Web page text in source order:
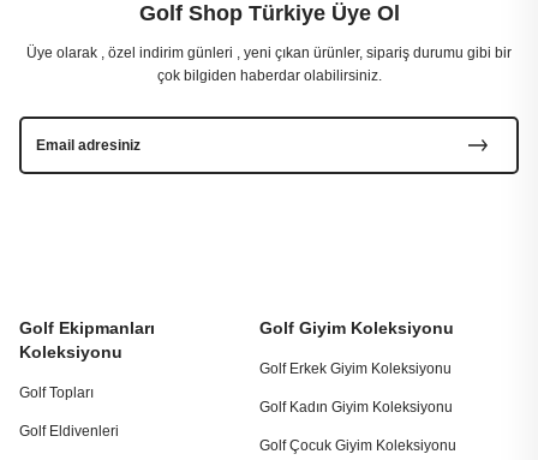
Golf Ekipmanları
Koleksiyonu
Golf Topları
Golf Eldivenleri
Golf Giyim Koleksiyonu
Golf Erkek Giyim Koleksiyonu
Golf Kadın Giyim Koleksiyonu
Golf Çocuk Giyim Koleksiyonu
Golf Shop Türkiye Üye Ol
Üye olarak , özel indirim günleri , yeni çıkan ürünler, sipariş durumu gibi bir
çok bilgiden haberdar olabilirsiniz.